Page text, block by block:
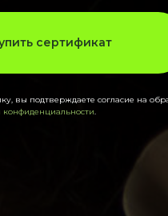
сертификат
вы подтверждаете согласие на
конфиденциальности.